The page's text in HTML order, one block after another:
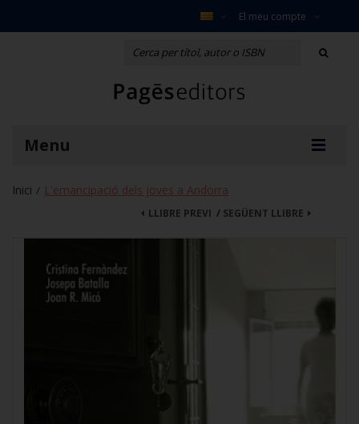
El meu compte
Menu
Inici / L'emancipació dels joves a Andorra
SEGÜENT LLIBRE
LLIBRE PREVI /